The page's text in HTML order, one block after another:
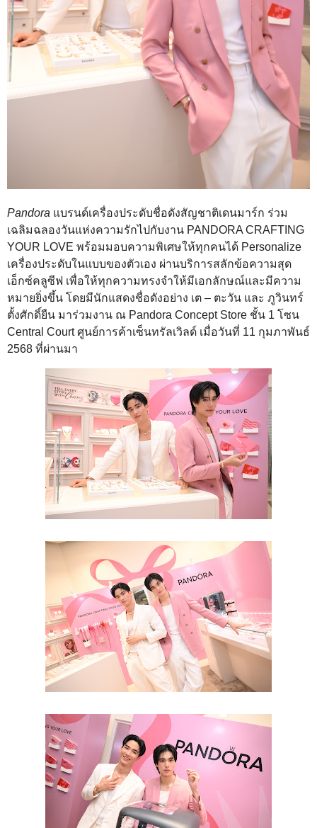
Pandora แบรนด์เครื่องประดับชื่อดังสัญชาติเดนมาร์ก ร่วม
เฉลิมฉลองวันแห่งความรักไปกับงาน PANDORA CRAFTING
YOUR LOVE พร้อมมอบความพิเศษให้ทุกคนได้ Personalize
เครื่องประดับในแบบของตัวเอง ผ่านบริการสลักข้อความสุด
เอ็กซ์คลูซีฟ เพื่อให้ทุกความทรงจำให้มีเอกลักษณ์และมีความ
หมายยิ่งขึ้น โดยมีนักแสดงชื่อดังอย่าง เต – ตะวัน และ ภูวินทร์
ตั้งศักดิ์ยืน มาร่วมงาน ณ Pandora Concept Store ชั้น 1 โซน
Central Court ศูนย์การค้าเซ็นทรัลเวิลด์ เมื่อวันที่ 11 กุมภาพันธ์
2568 ที่ผ่านมา